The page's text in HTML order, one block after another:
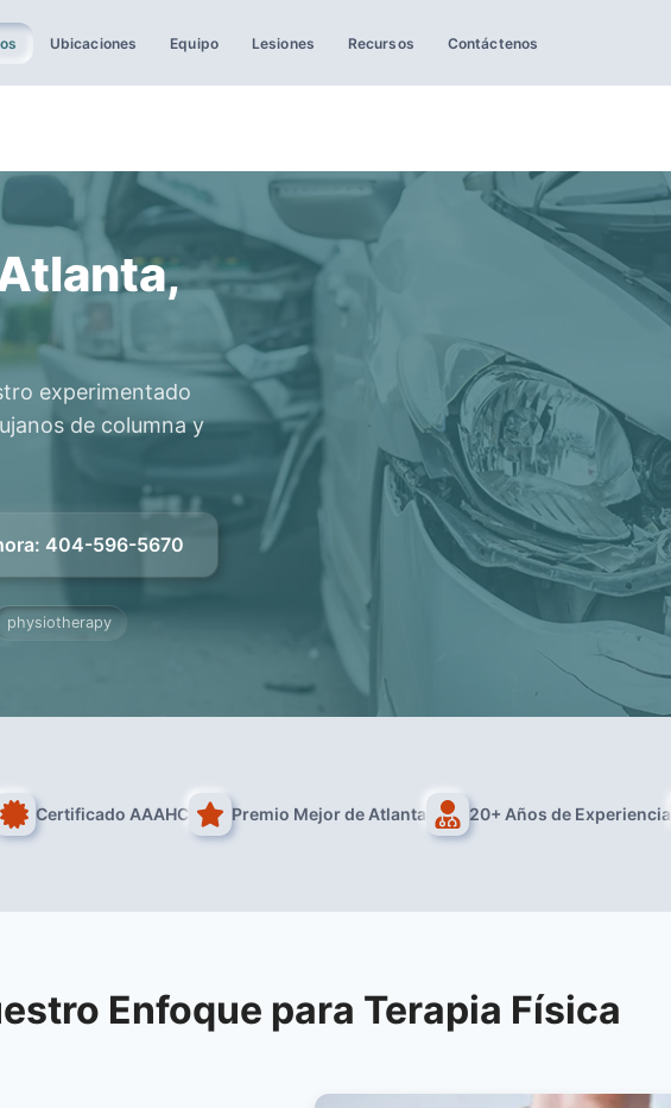
Ubicaciones Equipo Lesiones Recursos Contáctenos
experimentado
de columna y
: 404-596-5670
physiotherapy
Certificado AAAHC Premio Mejor de Atlanta 20+ Años de Experiencia
Enfoque para Terapia Física